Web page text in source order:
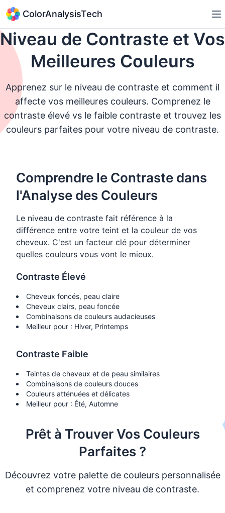
ColorAnalysisTech
Niveau de Contraste et Vos
Meilleures Couleurs
Apprenez sur le niveau de contraste et comment il
affecte vos meilleures couleurs. Comprenez le
contraste élevé vs le faible contraste et trouvez les
couleurs parfaites pour votre niveau de contraste.
Comprendre le Contraste dans
l'Analyse des Couleurs
Le niveau de contraste fait référence à la
différence entre votre teint et la couleur de vos
cheveux. C'est un facteur clé pour déterminer
quelles couleurs vous vont le mieux.
Contraste Élevé
Cheveux foncés, peau claire
Cheveux clairs, peau foncée
Combinaisons de couleurs audacieuses
Meilleur pour : Hiver, Printemps
Contraste Faible
Teintes de cheveux et de peau similaires
Combinaisons de couleurs douces
Couleurs atténuées et délicates
Meilleur pour : Été, Automne
Prêt à Trouver Vos Couleurs
Parfaites ?
Découvrez votre palette de couleurs personnalisée
et comprenez votre niveau de contraste.